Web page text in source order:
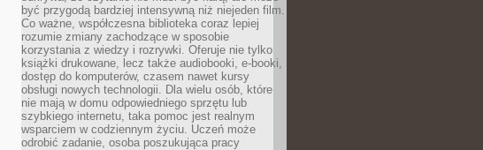
być przygodą bardziej intensywną niż niejeden film.
Co ważne, współczesna biblioteka coraz lepiej
rozumie zmiany zachodzące w sposobie
korzystania z wiedzy i rozrywki. Oferuje nie tylko
książki drukowane, lecz także audiobooki, e-booki,
dostęp do komputerów, czasem nawet kursy
obsługi nowych technologii. Dla wielu osób, które
nie mają w domu odpowiedniego sprzętu lub
szybkiego internetu, taka pomoc jest realnym
wsparciem w codziennym życiu. Uczeń może
odrobić zadanie, osoba poszukująca pracy